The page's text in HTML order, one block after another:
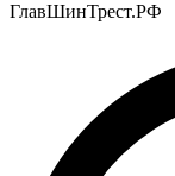
ГлавШинТрест.РФ